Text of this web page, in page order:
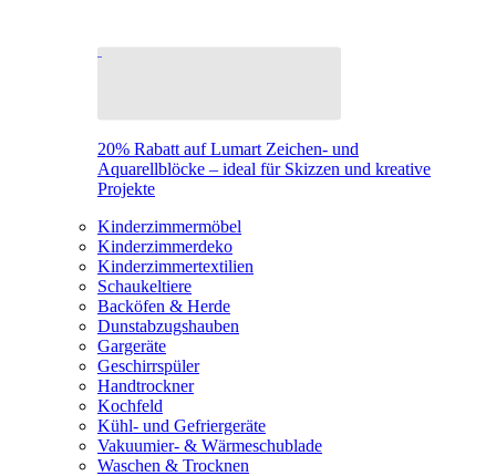
20% Rabatt auf Lumart Zeichen- und
Aquarellblöcke – ideal für Skizzen und kreative
Projekte
Kinderzimmermöbel
Kinderzimmerdeko
Kinderzimmertextilien
Schaukeltiere
Backöfen & Herde
Dunstabzugshauben
Gargeräte
Geschirrspüler
Handtrockner
Kochfeld
Kühl- und Gefriergeräte
Vakuumier- & Wärmeschublade
Waschen & Trocknen